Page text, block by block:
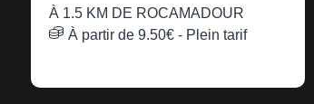
À 1.5 KM DE ROCAMADOUR
À partir de 9.50€ - Plein tarif